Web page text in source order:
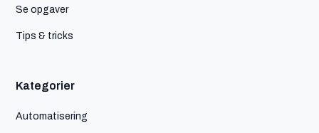
Se opgaver
Tips & tricks
Kategorier
Automatisering